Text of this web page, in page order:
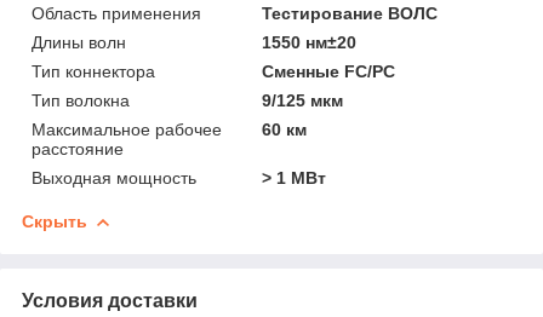
Область применения
Тестирование ВОЛС
Длины волн
1550 нм±20
Тип коннектора
Сменные FC/PC
Тип волокна
9/125 мкм
Максимальное рабочее
расстояние
60 км
Выходная мощность > 1 МВт
Скрыть
Условия доставки